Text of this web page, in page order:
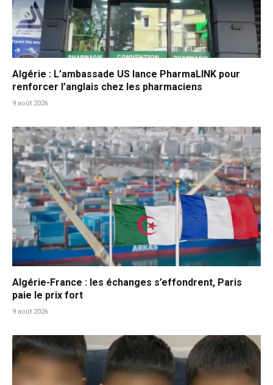
Algérie : L’ambassade US lance PharmaLINK pour
renforcer l’anglais chez les pharmaciens
9 août 2026
Algérie-France : les échanges s’effondrent, Paris
paie le prix fort
9 août 2026